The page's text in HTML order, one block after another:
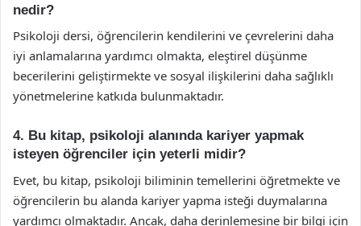
nedir?
Psikoloji dersi, öğrencilerin kendilerini ve çevrelerini daha
iyi anlamalarına yardımcı olmakta, eleştirel düşünme
becerilerini geliştirmekte ve sosyal ilişkilerini daha sağlıklı
yönetmelerine katkıda bulunmaktadır.
4. Bu kitap, psikoloji alanında kariyer yapmak
isteyen öğrenciler için yeterli midir?
Evet, bu kitap, psikoloji biliminin temellerini öğretmekte ve
öğrencilerin bu alanda kariyer yapma isteği duymalarına
yardımcı olmaktadır. Ancak, daha derinlemesine bir bilgi için